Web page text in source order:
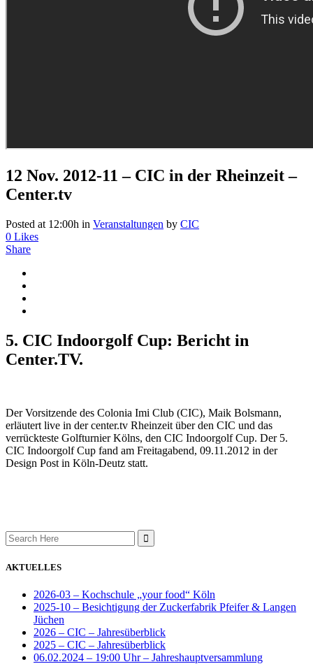
12 Nov. 2012-11 – CIC in der Rheinzeit –
Center.tv
Posted at 12:00h in Veranstaltungen by CIC
0 Likes
Share
5. CIC Indoorgolf Cup: Bericht in
Center.TV.
Der Vorsitzende des Colonia Imi Club (CIC), Maik Bolsmann,
erläutert live in der center.tv Rheinzeit über den CIC und das
verrückteste Golfturnier Kölns, den CIC Indoorgolf Cup. Der 5.
CIC Indoorgolf Cup fand am Freitagabend, 09.11.2012 in der
Design Post in Köln-Deutz statt.
Search
for:
AKTUELLES
2026-03 – Kochschule „your food“ Köln
2025-10 – Besichtigung der Zuckerfabrik Pfeifer & Langen
Jüchen
2026 – CIC – Jahresüberblick
2025 – CIC – Jahresüberblick
06.02.2024 – 19:00 Uhr – Jahreshauptversammlung